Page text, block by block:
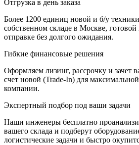
Отгрузка в день заказа
Более 1200 единиц новой и б/у
собственном складе в Москве,
отправке без долгого ожидания.
Гибкие финансовые решения
Оформляем лизинг, рассрочку и зачет
счет новой (Trade-In) для
компании.
Экспертный подбор под ваши задачи
Наши инженеры бесплатно
вашего склада и подберут
логистические задачи и быстро